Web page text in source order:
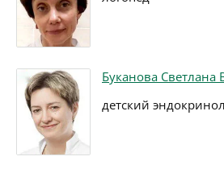
Буканова Светлана
детский